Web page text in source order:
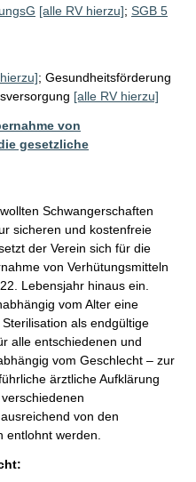
[alle RV hierzu]; SGB 5
; Gesundheitsförderung
[alle RV hierzu]
von
gesetzliche
Schwangerschaften
sicheren und kostenfreie
der Verein sich für die
von Verhütungsmitteln
Lebensjahr hinaus ein.
vom Alter eine
als endgültige
alle entschiedenen und
vom Geschlecht – zur
ärztliche Aufklärung
von den
entlohnt werden.